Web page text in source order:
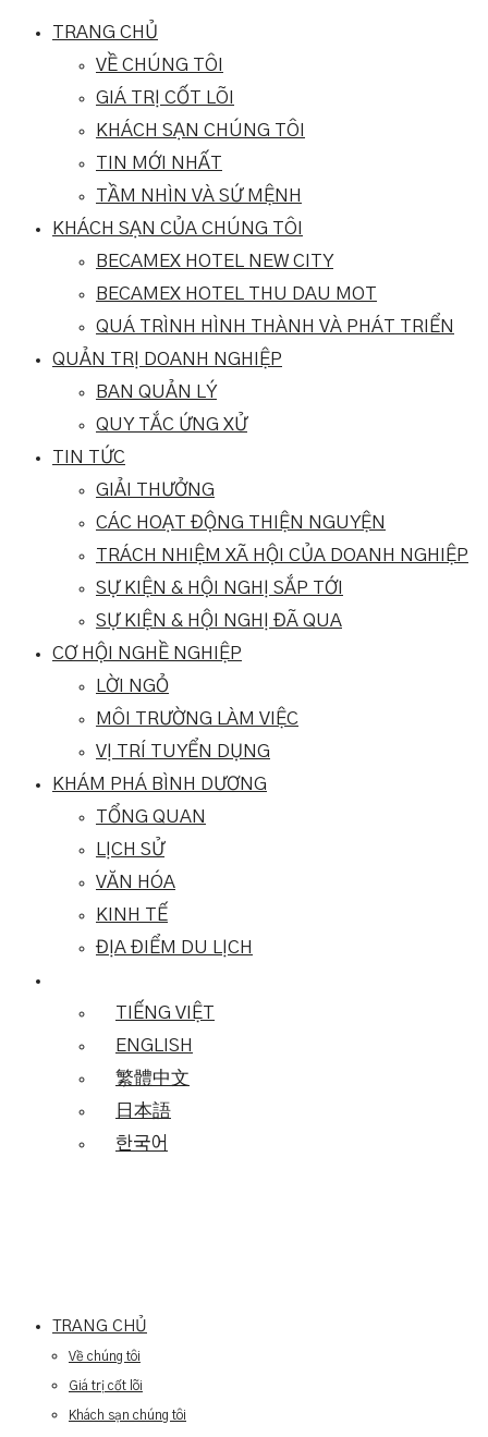
TRANG CHỦ
VỀ CHÚNG TÔI
GIÁ TRỊ CỐT LÕI
KHÁCH SẠN CHÚNG TÔI
TIN MỚI NHẤT
TẦM NHÌN VÀ SỨ MỆNH
KHÁCH SẠN CỦA CHÚNG TÔI
BECAMEX HOTEL NEW CITY
BECAMEX HOTEL THU DAU MOT
QUÁ TRÌNH HÌNH THÀNH VÀ PHÁT TRIỂN
QUẢN TRỊ DOANH NGHIỆP
BAN QUẢN LÝ
QUY TẮC ỨNG XỬ
TIN TỨC
GIẢI THƯỞNG
CÁC HOẠT ĐỘNG THIỆN NGUYỆN
TRÁCH NHIỆM XÃ HỘI CỦA DOANH NGHIỆP
SỰ KIỆN & HỘI NGHỊ SẮP TỚI
SỰ KIỆN & HỘI NGHỊ ĐÃ QUA
CƠ HỘI NGHỀ NGHIỆP
LỜI NGỎ
MÔI TRƯỜNG LÀM VIỆC
VỊ TRÍ TUYỂN DỤNG
KHÁM PHÁ BÌNH DƯƠNG
TỔNG QUAN
LỊCH SỬ
VĂN HÓA
KINH TẾ
ĐỊA ĐIỂM DU LỊCH
TIẾNG VIỆT
ENGLISH
繁體中文
日本語
한국어
TRANG CHỦ
Về chúng tôi
Giá trị cốt lõi
Khách sạn chúng tôi